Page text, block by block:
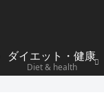
ダイエット・健康
Diet & health